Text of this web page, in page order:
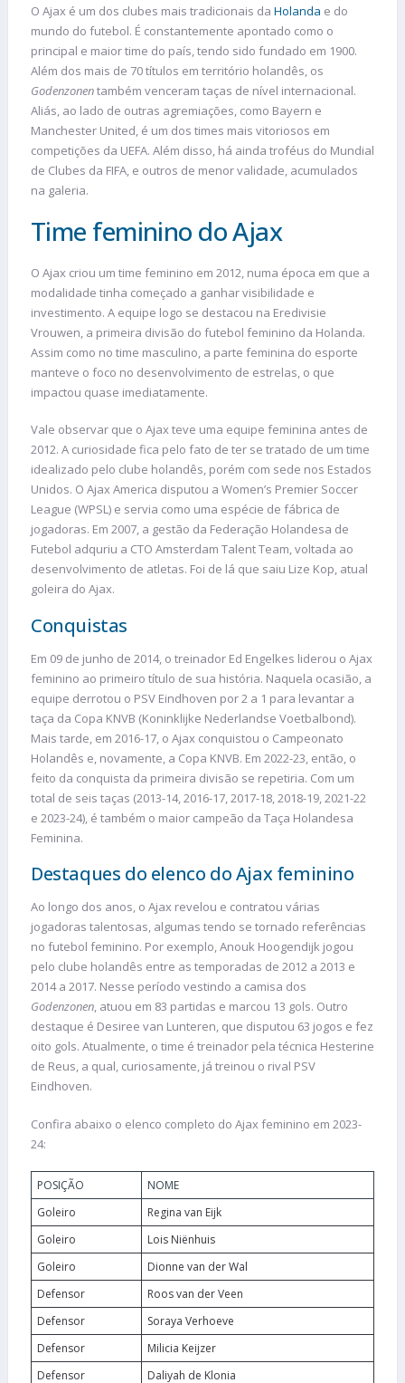
O Ajax é um dos clubes mais tradicionais da Holanda e do
mundo do futebol. É constantemente apontado como o
principal e maior time do país, tendo sido fundado em 1900.
Além dos mais de 70 títulos em território holandês, os
Godenzonentambém venceram taças de nível internacional.
Aliás, ao lado de outras agremiações, como Bayern e
Manchester United, é um dos times mais vitoriosos em
competições da UEFA. Além disso, há ainda troféus do Mundial
de Clubes da FIFA, e outros de menor validade, acumulados
na galeria.
Time feminino do Ajax
O Ajax criou um time feminino em 2012, numa época em que a
modalidade tinha começado a ganhar visibilidade e
investimento. A equipe logo se destacou na Eredivisie
Vrouwen, a primeira divisão do futebol feminino da Holanda.
Assim como no time masculino, a parte feminina do esporte
manteve o foco no desenvolvimento de estrelas, o que
impactou quase imediatamente.
Vale observar que o Ajax teve uma equipe feminina antes de
2012. A curiosidade fica pelo fato de ter se tratado de um time
idealizado pelo clube holandês, porém com sede nos Estados
Unidos. O Ajax America disputou a Women’s Premier Soccer
League (WPSL) e servia como uma espécie de fábrica de
jogadoras. Em 2007, a gestão da Federação Holandesa de
Futebol adquriu a CTO Amsterdam Talent Team, voltada ao
desenvolvimento de atletas. Foi de lá que saiu Lize Kop, atual
goleira do Ajax.
Conquistas
Em 09 de junho de 2014, o treinador Ed Engelkes liderou o Ajax
feminino ao primeiro título de sua história. Naquela ocasião, a
equipe derrotou o PSV Eindhoven por 2 a 1 para levantar a
taça da Copa KNVB (Koninklijke Nederlandse Voetbalbond).
Mais tarde, em 2016-17, o Ajax conquistou o Campeonato
Holandês e, novamente, a Copa KNVB. Em 2022-23, então, o
feito da conquista da primeira divisão se repetiria. Com um
total de seis taças (2013-14, 2016-17, 2017-18, 2018-19, 2021-22
e 2023-24), é também o maior campeão da Taça Holandesa
Feminina.
Destaques do elenco do Ajax feminino
Ao longo dos anos, o Ajax revelou e contratou várias
jogadoras talentosas, algumas tendo se tornado referências
no futebol feminino. Por exemplo, Anouk Hoogendijk jogou
pelo clube holandês entre as temporadas de 2012 a 2013 e
2014 a 2017. Nesse período vestindo a camisa dos
Godenzonen, atuou em 83 partidas e marcou 13 gols. Outro
destaque é Desiree van Lunteren, que disputou 63 jogos e fez
oito gols. Atualmente, o time é treinador pela técnica Hesterine
de Reus, a qual, curiosamente, já treinou o rival PSV
Eindhoven.
Confira abaixo o elenco completo do Ajax feminino em 2023-
24:
POSIÇÃO
NOME
Goleiro
Regina van Eijk
Goleiro
Lois Niënhuis
Goleiro
Dionne van der Wal
Defensor
Roos van der Veen
Defensor
Soraya Verhoeve
Defensor
Milicia Keijzer
Defensor
Daliyah de Klonia